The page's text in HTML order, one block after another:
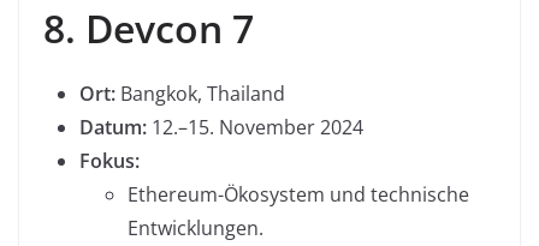
8. Devcon 7
Ort: Bangkok, Thailand
Datum: 12.–15. November 2024
Fokus:
Ethereum-Ökosystem und technische
Entwicklungen.